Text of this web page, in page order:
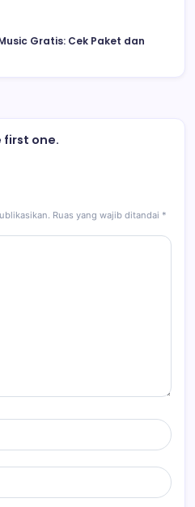
Gratis: Cek Paket dan
first one.
Ruas yang wajib ditandai *